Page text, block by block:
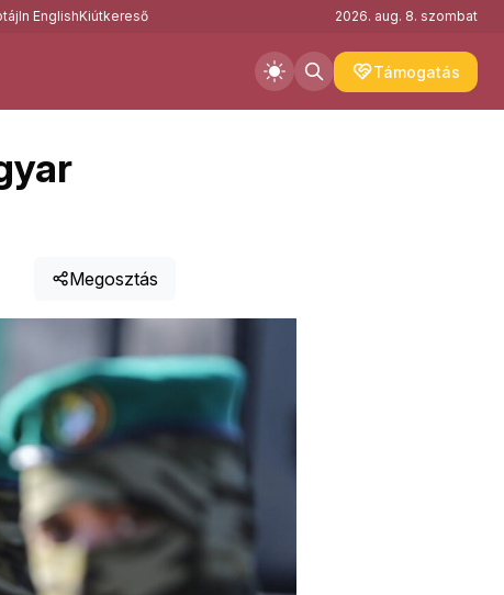
In EnglishKiútkereső 2026. aug. 8. szombat
Támogatás
Megosztás